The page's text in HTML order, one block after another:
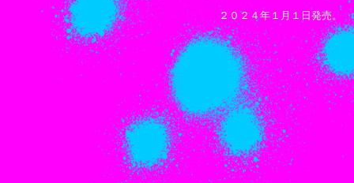
２０２４年１月１日発売。